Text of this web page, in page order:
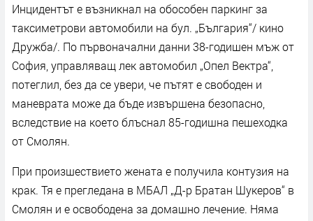
Инцидентът е възникнал на обособен паркинг за
таксиметрови автомобили на бул. „България“/ кино
Дружба/. По първоначални данни 38-годишен мъж от
София, управляващ лек автомобил „Опел Вектра“,
потеглил, без да се увери, че пътят е свободен и
маневрата може да бъде извършена безопасно,
вследствие на което блъснал 85-годишна пешеходка
от Смолян.
При произшествието жената е получила контузия на
крак. Тя е прегледана в МБАЛ „Д-р Братан Шукеров“ в
Смолян и е освободена за домашно лечение. Няма